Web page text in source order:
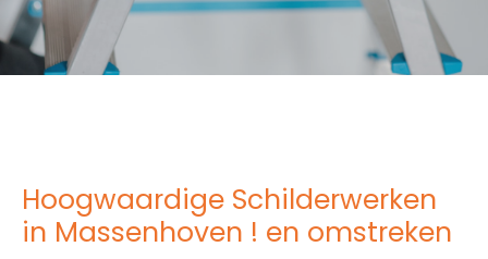
Hoogwaardige Schilderwerken
in Massenhoven ! en omstreken